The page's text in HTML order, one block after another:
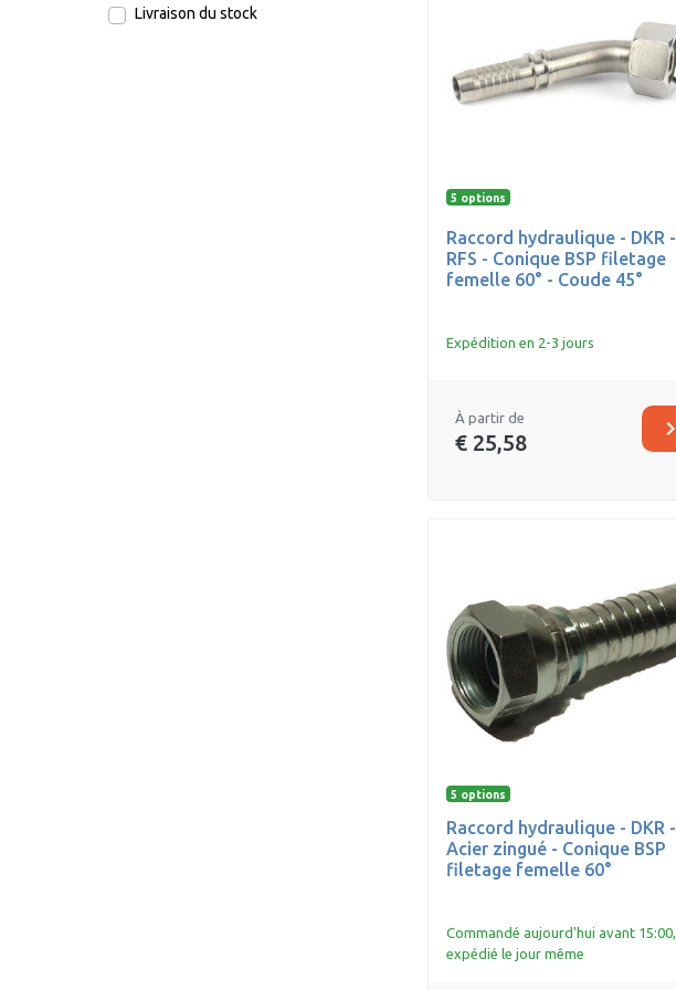
Livraison du stock
5 options
Raccord hydraulique - DKR -
RFS - Conique BSP filetage
femelle 60° - Coude 45°
Expédition en 2-3 jours
À partir de
€ 25,58
chevron_right
5 options
Raccord hydraulique - DKR -
Acier zingué - Conique BSP
filetage femelle 60°
Commandé aujourd'hui avant 15:00,
expédié le jour même